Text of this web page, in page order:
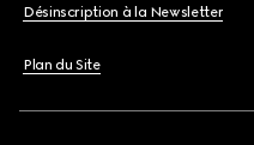
Désinscription à la Newsletter
Plan du Site